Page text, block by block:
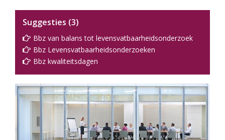
Suggesties (3)
Bbz van balans tot levensvatbaarheidsonderzoek
Bbz Levensvatbaarheidsonderzoeken
Bbz kwaliteitsdagen